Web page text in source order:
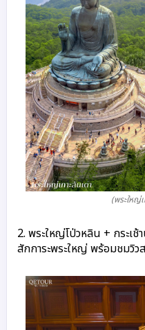
(พระใหญ่
2. พระใหญ่โป่วหลิน + กระเช้
สักการะพระใหญ่ พร้อมชมวิว